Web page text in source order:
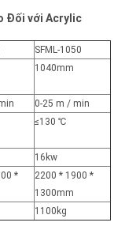
Đối với Acrylic
SFML-1050
1040mm
0-25 m / min
≤130 ℃
16kw
*
2200 * 1900 *
1300mm
1100kg